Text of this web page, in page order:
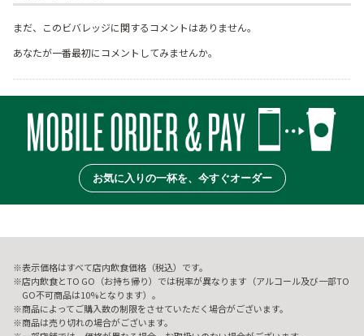
まだ、このビバレッジに関するコメントはありません。
あなたが一番最初にコメントしてみませんか。
お気に入りの一杯を、今すぐオーダー
表示価格はすべて店内飲食価格（税込）です。
店内飲食とTO GO（お持ち帰り）では税率が異なります（アルコール及び一部TO
GO不可商品は10%となります）。
商品によってご購入数の制限をさせていただく場合がございます。
商品は売り切れの場合がございます。